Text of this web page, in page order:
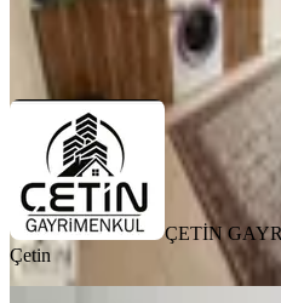
ÇETİN GAYRİMENKUL Özkan
Ara
ÇETİN
Çetin